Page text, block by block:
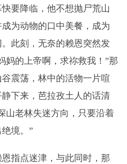
要降临，他不想抛尸荒山
为动物的口中美餐，成为
此刻，无奈的赖恩突然发
妈的上帝啊，求祢救我！”那
震荡，林中的活物一片喧
下来，芭拉孜土人的话清
山老林失迷方向，只要沿着
境。”
指点迷津，与此同时，那